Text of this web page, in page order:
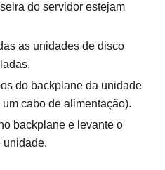
do servidor estejam
as unidades de disco
do backplane da unidade
cabo de alimentação).
backplane e levante o
unidade.